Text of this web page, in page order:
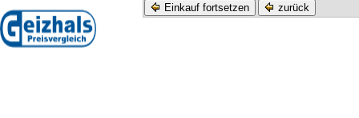
Einkauf fortsetzen zurück